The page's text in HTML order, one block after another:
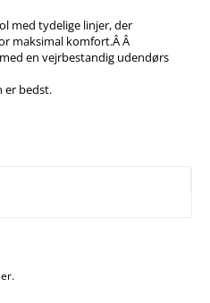
med tydelige linjer, der
maksimal komfort.Â Â
en vejrbestandig udendørs
er bedst.